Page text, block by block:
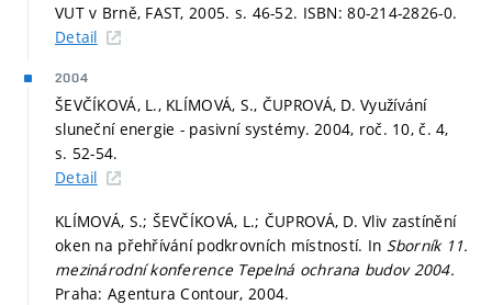
VUT v Brně, FAST, 2005. s. 46-52. ISBN: 80-214-2826-0.
Detail
2004
ŠEVČÍKOVÁ, L., KLÍMOVÁ, S., ČUPROVÁ, D. Využívání
sluneční energie - pasivní systémy. 2004, roč. 10, č. 4,
s. 52-54.
Detail
KLÍMOVÁ, S.; ŠEVČÍKOVÁ, L.; ČUPROVÁ, D. Vliv zastínění
oken na přehřívání podkrovních místností. In Sborník 11.
mezinárodní konference Tepelná ochrana budov 2004.
Praha: Agentura Contour, 2004.